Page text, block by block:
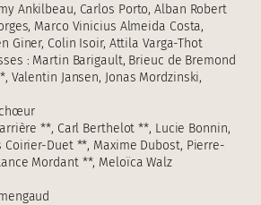
Ankilbeau, Carlos Porto, Alban Robert
Marco Vinicius Almeida Costa,
Giner, Colin Isoir, Attila Varga-Thot
: Martin Barigault, Brieuc de Bremond
Valentin Jansen, Jonas Mordzinski,
**, Carl Berthelot **, Lucie Bonnin,
Coirier-Duet **, Maxime Dubost, Pierre-
Mordant **, Meloïca Walz